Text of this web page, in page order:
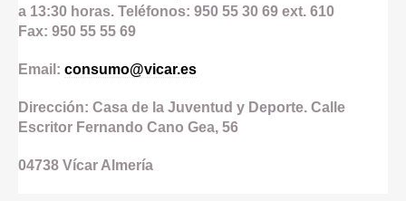
a 13:30 horas. Teléfonos: 950 55 30 69 ext. 610
Fax: 950 55 55 69
Email: consumo@vicar.es
Dirección: Casa de la Juventud y Deporte. Calle
Escritor Fernando Cano Gea, 56
04738 Vícar Almería